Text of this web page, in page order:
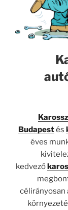
Budapestés
éves
kedvező
célirányosan